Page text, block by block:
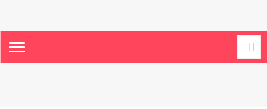
TOGGLE
NAVIGATION